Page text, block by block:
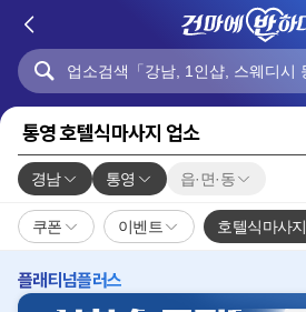
통영 호텔식마사지 업소
경남 통영 읍·면·동
쿠폰 이벤트 호텔식마사지
플래티넘플러스